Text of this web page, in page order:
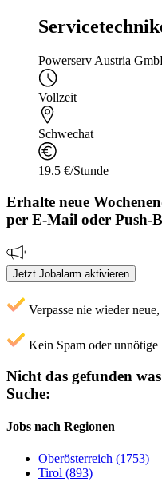
Powerserv Austria
Vollzeit
Schwechat
19.5 €/Stunde
Erhalte neue
per E-Mail oder Push-
Jetzt Jobalarm aktivieren
Verpasse nie wieder neue,
Kein Spam oder unnötige
Nicht das gefunden
Suche:
Jobs nach Regionen
Oberösterreich (1753)
Tirol (893)